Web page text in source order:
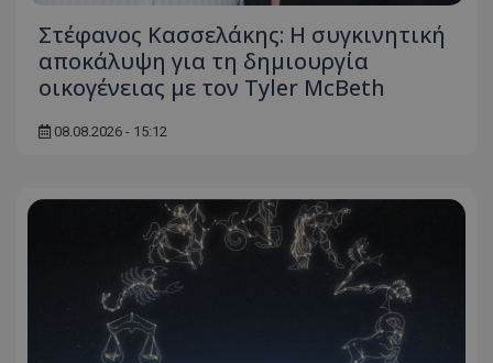
Στέφανος Κασσελάκης: Η συγκινητική
αποκάλυψη για τη δηµιουργία
οικογένειας με τον Tyler McBeth
08.08.2026 - 15:12